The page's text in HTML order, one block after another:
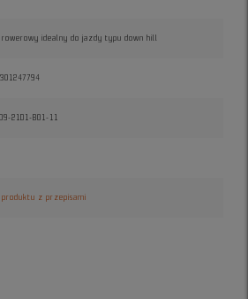
rowerowy idealny do jazdy typu down hill
21D1-B01-11
produktu z przepisami